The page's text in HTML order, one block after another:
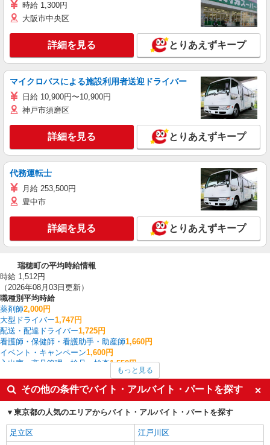
時給 1,300円
大阪市中央区
詳細を見る とりあえずキープ
マイクロバスによる施設利用者送迎ドライバー
日給 10,900円〜10,900円
神戸市須磨区
詳細を見る とりあえずキープ
代務運転士
月給 253,500円
豊中市
詳細を見る とりあえずキープ
瑞穂町の平均時給情報
時給 1,512円
（2026年08月03日更新）
職種別平均時給
薬剤師2,000円
大型ドライバー1,747円
配送・配達ドライバー1,725円
看護師・保健師・看護助手・助産師1,660円
イベント・キャンペーン1,600円
入出庫・商品管理・検品・検査1,550円
1,550円
保育士・保育補助1,550円
介護職・ヘルパー1,550円
家電・携帯販売1,525円
瑞穂町の他の職種の平均時給を見る
もっと見る
その他の条件でバイト・アルバイト・パートを探す
東京都の人気のエリアからバイト・アルバイト・パートを探す
足立区
江戸川区